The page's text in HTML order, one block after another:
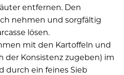
entfernen. Den
nehmen und sorgfältig
lösen.
mit den Kartoffeln und
der Konsistenz zugeben) im
durch ein feines Sieb